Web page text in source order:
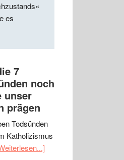
es
7
noch
unser
prägen
Todsünden
Katholizismus